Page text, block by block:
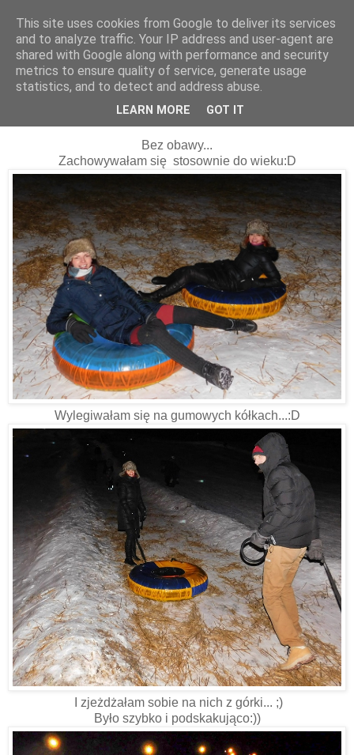
21 stycznia 2016
Co robiłam, gdy mnie parę dni nie było...
Bez obawy...
Zachowywałam się stosownie do wieku:D
Wylegiwałam się na gumowych kółkach...:D
I zjeżdżałam sobie na nich z górki... ;)
Było szybko i podskakująco:))
This site uses cookies from Google to deliver its services
and to analyze traffic. Your IP address and user-agent are
shared with Google along with performance and security
metrics to ensure quality of service, generate usage
statistics, and to detect and address abuse.
LEARN MORE GOT IT